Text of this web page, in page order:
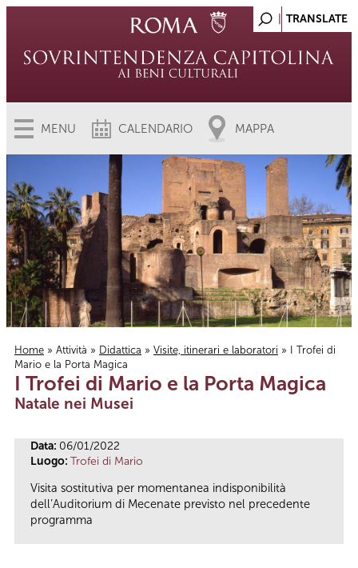
MENU CALENDARIO MAPPA
Tu sei qui
Home » Attività » Didattica » Visite, itinerari e laboratori » I Trofei di
Mario e la Porta Magica
I Trofei di Mario e la Porta Magica
Natale nei Musei
Data: 06/01/2022
Luogo: Trofei di Mario
Visita sostitutiva per momentanea indisponibilità
dell’Auditorium di Mecenate previsto nel precedente
programma